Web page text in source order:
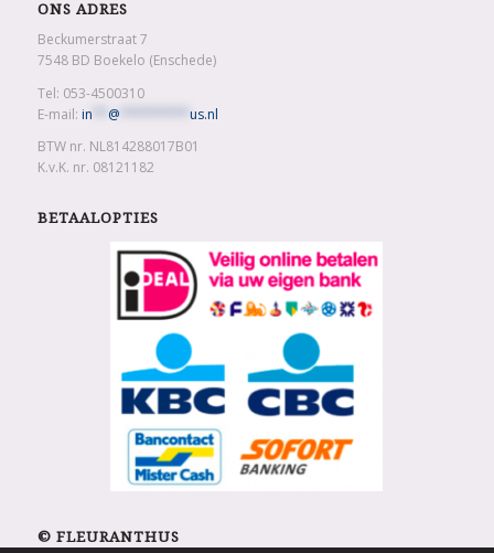
ONS ADRES
Beckumerstraat 7
7548 BD Boekelo (Enschede)
Tel: 053-4500310
E-mail: in @
us.nl
BTW nr. NL814288017B01
K.v.K. nr. 08121182
BETAALOPTIES
© FLEURANTHUS